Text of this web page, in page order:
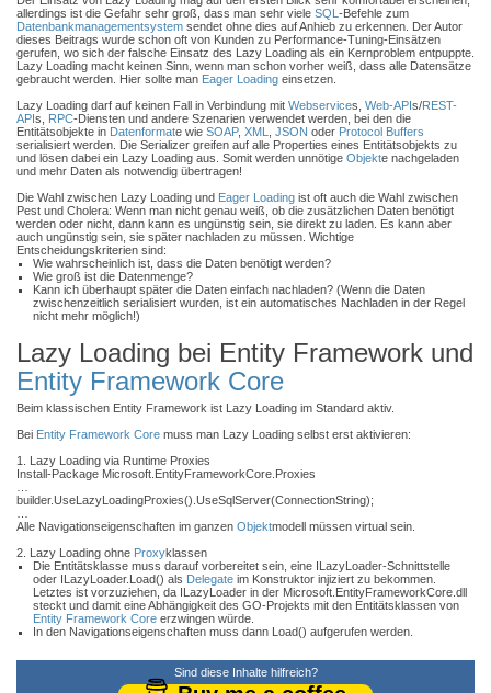
allerdings ist die Gefahr sehr groß, dass man sehr viele SQL -Befehle zum
Datenbankmanagementsystem sendet ohne dies auf Anhieb zu erkennen. Der Autor
dieses Beitrags wurde schon oft von Kunden zu Performance-Tuning-Einsätzen
gerufen, wo sich der falsche Einsatz des Lazy Loading als ein Kernproblem entpuppte.
Lazy Loading macht keinen Sinn, wenn man schon vorher weiß, dass alle Datensätze
gebraucht werden. Hier sollte man Eager Loading einsetzen.
Lazy Loading darf auf keinen Fall in Verbindung mit Webservices, Web-APIs/REST-
APIs, RPC-Diensten und andere Szenarien verwendet werden, bei den die
Entitätsobjekte in Datenformate wie SOAP, XML JSON oder Protocol Buffers
serialisiert werden. Die Serializer greifen auf alle Properties eines Entitätsobjekts zu
und lösen dabei ein Lazy Loading aus. Somit werden unnötige Objekte nachgeladen
und mehr Daten als notwendig übertragen!
Die Wahl zwischen Lazy Loading und Eager Loading ist oft auch die Wahl zwischen
Pest und Cholera: Wenn man nicht genau weiß, ob die zusätzlichen Daten benötigt
werden oder nicht, dann kann es ungünstig sein, sie direkt zu laden. Es kann aber
auch ungünstig sein, sie später nachladen zu müssen. Wichtige
Entscheidungskriterien sind:
Wie wahrscheinlich ist, dass die Daten benötigt werden?
Wie groß ist die Datenmenge?
Kann ich überhaupt später die Daten einfach nachladen? (Wenn die Daten
zwischenzeitlich serialisiert wurden, ist ein automatisches Nachladen in der Regel
nicht mehr möglich!)
Lazy Loading bei Entity Framework und
Entity Framework Core
Beim klassischen Entity Framework ist Lazy Loading im Standard aktiv.
Bei Entity Framework Core muss man Lazy Loading selbst erst aktivieren:
1. Lazy Loading via Runtime Proxies
Install-Package Microsoft.EntityFrameworkCore.Proxies
builder.UseLazyLoadingProxies().UseSqlServer(ConnectionString);
Alle Navigationseigenschaften im ganzen Objektmodell müssen virtual sein.
2. Lazy Loading ohne Proxyklassen
Die Entitätsklasse muss darauf vorbereitet sein, eine ILazyLoader-Schnittstelle
oder ILazyLoader.Load() als Delegate im Konstruktor injiziert zu bekommen.
Letztes ist vorzuziehen, da ILazyLoader in der Microsoft.EntityFrameworkCore.dll
steckt und damit eine Abhängigkeit des GO-Projekts mit den Entitätsklassen von
Entity Framework Core erzwingen würde.
In den Navigationseigenschaften muss dann Load() aufgerufen werden.
Sind diese Inhalte hilfreich?